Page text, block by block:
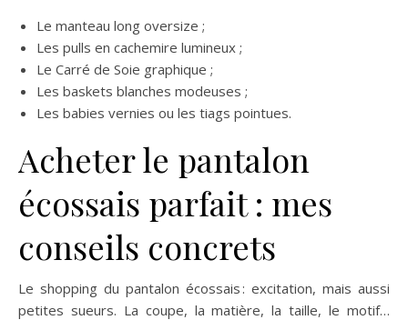
Le manteau long oversize ;
Les pulls en cachemire lumineux ;
Le Carré de Soie graphique ;
Les baskets blanches modeuses ;
Les babies vernies ou les tiags pointues.
Acheter le pantalon
écossais parfait : mes
conseils concrets
Le shopping du pantalon écossais : excitation, mais aussi
petites sueurs. La coupe, la matière, la taille, le motif…